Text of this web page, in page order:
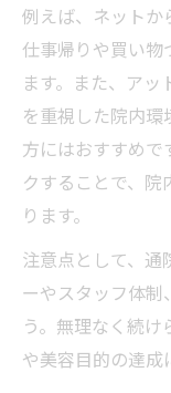
産後骨
鍼灸整
骨盤矯
産後の
由
例えば、ネットか
仕事帰りや買い
ます。また、ア
を重視した院内
方にはおすすめで
クすることで、
ります。
注意点として、通
ーやスタッフ体制
う。無理なく続
や美容目的の達成